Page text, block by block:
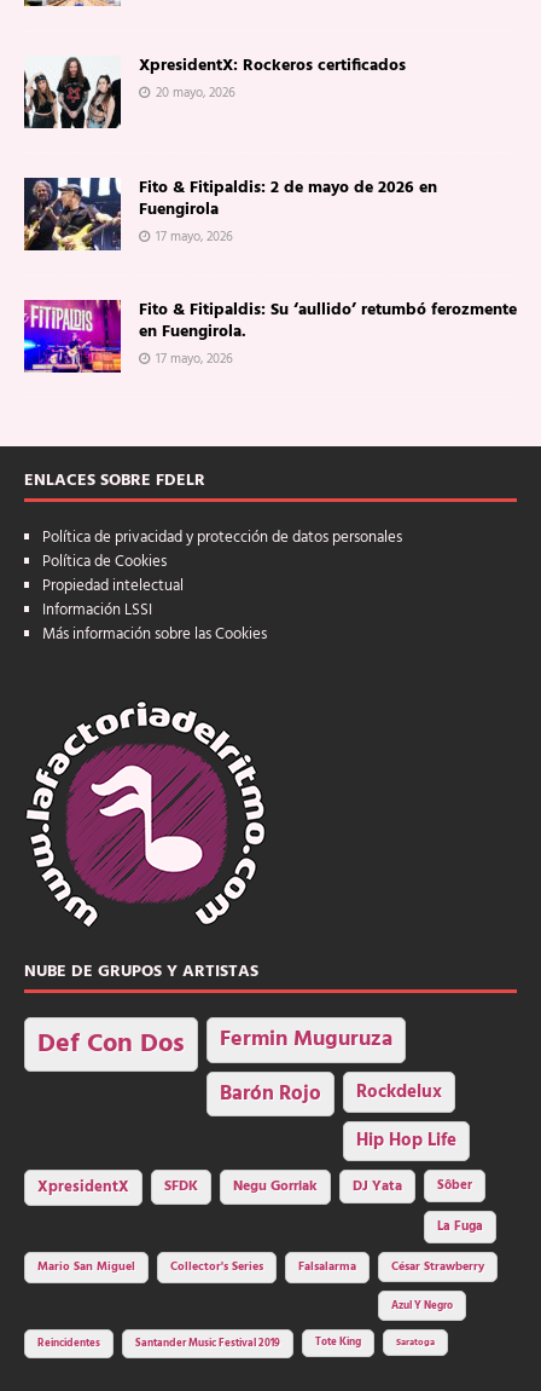
XpresidentX: Rockeros certificados
20 mayo, 2026
Fito & Fitipaldis: 2 de mayo de 2026 en
Fuengirola
17 mayo, 2026
Fito & Fitipaldis: Su ‘aullido’ retumbó ferozmente
en Fuengirola.
17 mayo, 2026
ENLACES SOBRE FDELR
Política de privacidad y protección de datos personales
Política de Cookies
Propiedad intelectual
Información LSSI
Más información sobre las Cookies
NUBE DE GRUPOS Y ARTISTAS
Def Con Dos Fermin Muguruza
Barón Rojo Rockdelux
Hip Hop Life
XpresidentX SFDK Negu Gorriak DJ Yata
Sôber
La Fuga
Mario San Miguel
Collector's Series Falsalarma César Strawberry
Azul Y Negro
Reincidentes Santander Music Festival 2019 Tote King Saratoga